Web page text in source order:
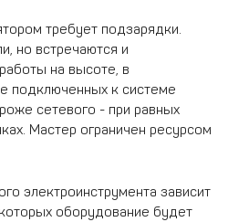
требует подзарядки.
но встречаются и
на высоте, в
подключенных к системе
сетевого - при равных
Мастер ограничен ресурсом
электроинструмента зависит
оборудование будет